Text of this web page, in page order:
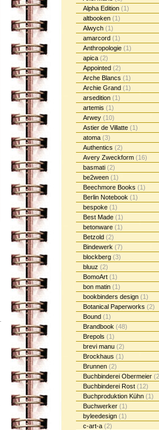
Alpha Edition (1)
altbooken (1)
Alwych (1)
amarcord (1)
Anthropologie (1)
apica (2)
Appointed (2)
Arche Blancs (1)
Archie Grand (1)
arsedition (1)
artemis (1)
Arwey (10)
Astier de Villatte (1)
atoma (3)
Authentics (2)
Avery Zweckform (16)
basmati (2)
be2ween (1)
Beechmore Books (1)
Berlin Notebook (1)
bespoke (1)
Best Made (1)
betonware (1)
Betzold (2)
Bindewerk (7)
blockberg (3)
bluuz (2)
BomoArt (1)
bon matin (1)
bookbinders design (1)
Botanical Paperworks (2)
Bound (1)
Brandbook (48)
Brepols (1)
brevi manu (2)
Brockhaus (1)
Brunnen (2)
Buchbinderei Obermeier
Buchbinderei Rost (12)
Buchproduktion Kühn (1)
Buchwerker (1)
byleedesign (1)
c-art-a (2)